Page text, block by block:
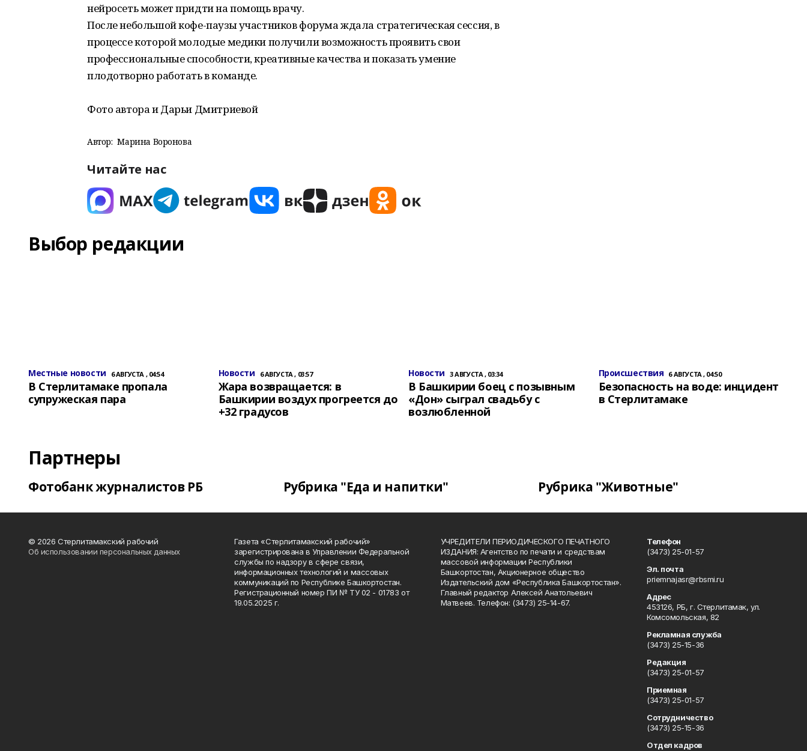
нейросеть может придти на помощь врачу.
После небольшой кофе-паузы участников форума ждала стратегическая сессия, в
процессе которой молодые медики получили возможность проявить свои
профессиональные способности, креативные качества и показать умение
плодотворно работать в команде.
Фото автора и Дарьи Дмитриевой
Автор: Марина Воронова
Читайте нас
Выбор редакции
Местные новости 6 АВГУСТА , 04:54
В Стерлитамаке пропала
супружеская пара
Новости 6 АВГУСТА , 03:57
Жара возвращается: в
Башкирии воздух прогреется до
+32 градусов
Новости 3 АВГУСТА , 03:34
В Башкирии боец с позывным
«Дон» сыграл свадьбу с
возлюбленной
Происшествия 6 АВГУСТА , 04:50
Безопасность на воде: инцидент
в Стерлитамаке
Партнеры
Фотобанк журналистов РБ Рубрика "Еда и напитки" Рубрика "Животные"
© 2026 Стерлитамакский рабочий
Об использовании персональных данных
Газета «Стерлитамакский рабочий»
зарегистрирована в Управлении Федеральной
службы по надзору в сфере связи,
информационных технологий и массовых
коммуникаций по Республике Башкортостан.
Регистрационный номер ПИ № ТУ 02 - 01783 от
19.05.2025 г.
УЧРЕДИТЕЛИ ПЕРИОДИЧЕСКОГО ПЕЧАТНОГО
ИЗДАНИЯ: Агентство по печати и средствам
массовой информации Республики
Башкортостан, Акционерное общество
Издательский дом «Республика Башкортостан».
Главный редактор Алексей Анатольевич
Матвеев. Телефон: (3473) 25-14-67.
Телефон
(3473) 25-01-57
Эл. почта
priemnajasr@rbsmi.ru
Адрес
453126, РБ, г. Стерлитамак, ул.
Комсомольская, 82
Рекламная служба
(3473) 25-15-36
Редакция
(3473) 25-01-57
Приемная
(3473) 25-01-57
Сотрудничество
(3473) 25-15-36
Отдел кадров